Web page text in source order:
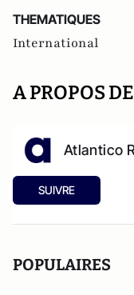
THEMATIQUES
International
A PROPOS
Atlantico
SUIVRE
POPULAIRES